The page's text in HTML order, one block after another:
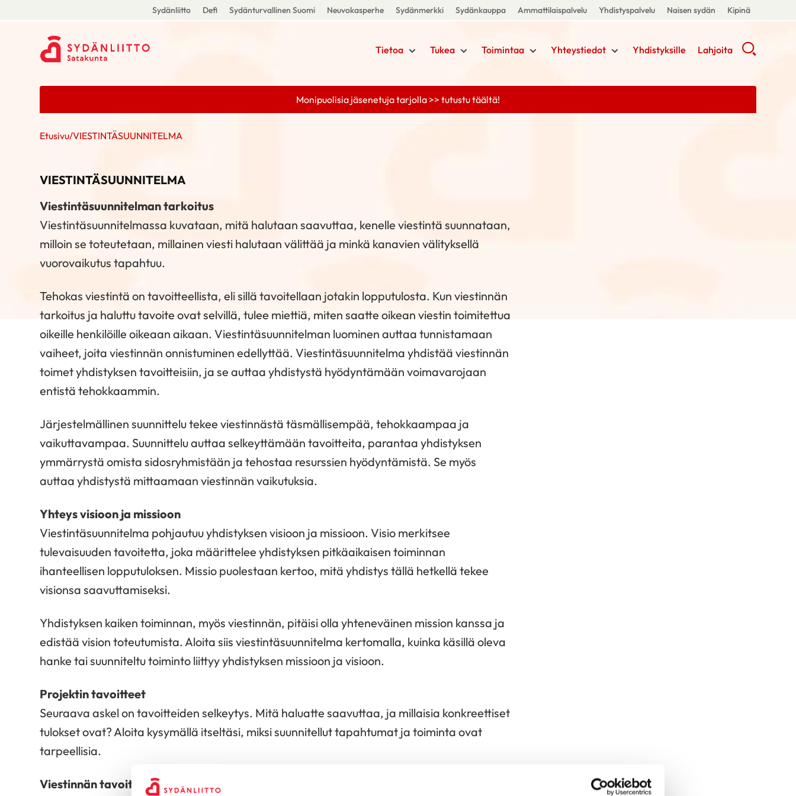
Sydänliitto Defi Sydänturvallinen Suomi Neuvokasperhe Sydänmerkki Sydänkauppa Ammattilaispalvelu Yhdistyspalvelu Naisen sydän Kipinä
Tietoa Tukea Toimintaa Yhteystiedot Yhdistyksille Lahjoita
Monipuolisia jäsenetuja tarjolla >> tutustu täältä!
Etusivu/VIESTINTÄSUUNNITELMA
VIESTINTÄSUUNNITELMA
Viestintäsuunnitelman tarkoitus
Viestintäsuunnitelmassa kuvataan, mitä halutaan saavuttaa, kenelle viestintä suunnataan,
milloin se toteutetaan, millainen viesti halutaan välittää ja minkä kanavien välityksellä
vuorovaikutus tapahtuu.
Tehokas viestintä on tavoitteellista, eli sillä tavoitellaan jotakin lopputulosta. Kun viestinnän
tarkoitus ja haluttu tavoite ovat selvillä, tulee miettiä, miten saatte oikean viestin toimitettua
oikeille henkilöille oikeaan aikaan. Viestintäsuunnitelman luominen auttaa tunnistamaan
vaiheet, joita viestinnän onnistuminen edellyttää. Viestintäsuunnitelma yhdistää viestinnän
toimet yhdistyksen tavoitteisiin, ja se auttaa yhdistystä hyödyntämään voimavarojaan
entistä tehokkaammin.
Järjestelmällinen suunnittelu tekee viestinnästä täsmällisempää, tehokkaampaa ja
vaikuttavampaa. Suunnittelu auttaa selkeyttämään tavoitteita, parantaa yhdistyksen
ymmärrystä omista sidosryhmistään ja tehostaa resurssien hyödyntämistä. Se myös
auttaa yhdistystä mittaamaan viestinnän vaikutuksia.
Yhteys visioon ja missioon
Viestintäsuunnitelma pohjautuu yhdistyksen visioon ja missioon. Visio merkitsee
tulevaisuuden tavoitetta, joka määrittelee yhdistyksen pitkäaikaisen toiminnan
ihanteellisen lopputuloksen. Missio puolestaan kertoo, mitä yhdistys tällä hetkellä tekee
visionsa saavuttamiseksi.
Yhdistyksen kaiken toiminnan, myös viestinnän, pitäisi olla yhteneväinen mission kanssa ja
edistää vision toteutumista. Aloita siis viestintäsuunnitelma kertomalla, kuinka käsillä oleva
hanke tai suunniteltu toiminto liittyy yhdistyksen missioon ja visioon.
Projektin tavoitteet
Seuraava askel on tavoitteiden selkeytys. Mitä haluatte saavuttaa, ja millaisia konkreettiset
tulokset ovat? Aloita kysymällä itseltäsi, miksi suunnitellut tapahtumat ja toiminta ovat
tarpeellisia.
Viestinnän tavoitteet